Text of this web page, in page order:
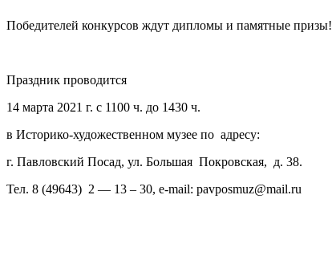
Победителей конкурсов ждут дипломы и памятные призы!
Праздник проводится
14 марта 2021 г. с 1100 ч. до 1430 ч.
в Историко-художественном музее по адресу:
г. Павловский Посад, ул. Большая Покровская, д. 38.
Тел. 8 (49643) 2 — 13 – 30, е-mail: pavposmuz@mail.ru